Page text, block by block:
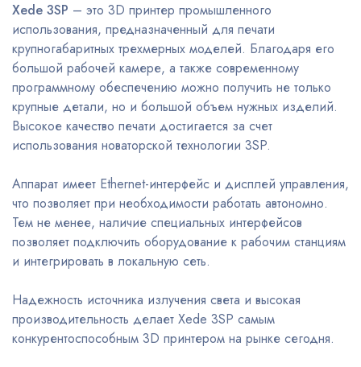
Xede 3SP – это 3D принтер промышленного
использования, предназначенный для печати
крупногабаритных трехмерных моделей. Благодаря его
большой рабочей камере, а также современному
программному обеспечению можно получить не только
крупные детали, но и большой объем нужных изделий.
Высокое качество печати достигается за счет
использования новаторской технологии 3SP.
Аппарат имеет Ethernet-интерфейс и дисплей управления,
что позволяет при необходимости работать автономно.
Тем не менее, наличие специальных интерфейсов
позволяет подключить оборудование к рабочим станциям
и интегрировать в локальную сеть.
Надежность источника излучения света и высокая
производительность делает Xede 3SP самым
конкурентоспособным 3D принтером на рынке сегодня.